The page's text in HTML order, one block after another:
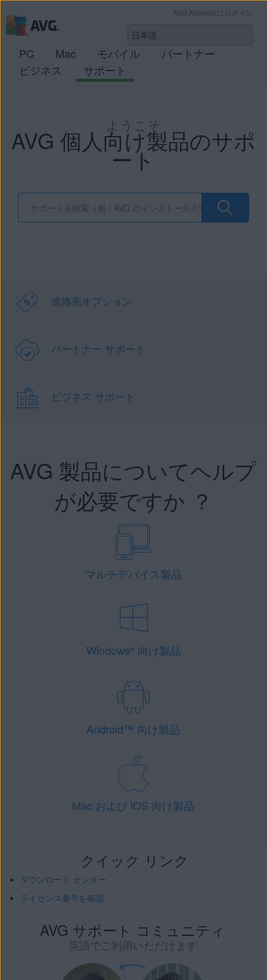
AVG Account にログイン
PC Mac モバイル
パートナー
ビジネス
サポート
ようこそ
AVG 個人向け製品のサポ
ート
連絡先オプション
パートナー サポート
ビジネス サポート
AVG 製品についてヘルプ
が必要ですか ？
マルチデバイス製品
Windows®向け製品
Android™ 向け製品
Mac および iOS 向け製品
クイック リンク
ダウンロード センター
ライセンス番号を確認
AVG サポート コミュニティ
英語でご利用いただけます